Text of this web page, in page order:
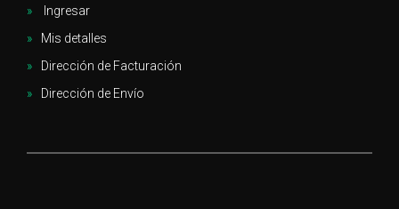
Ingresar
Mis detalles
Dirección de Facturación
Dirección de Envío